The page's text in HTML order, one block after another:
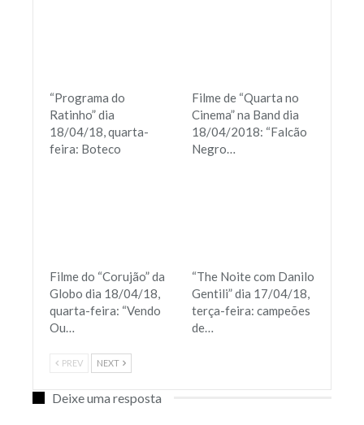
“Programa do
Ratinho” dia
18/04/18, quarta-
feira: Boteco
Filme de “Quarta no
Cinema” na Band dia
18/04/2018: “Falcão
Negro…
Filme do “Corujão” da
Globo dia 18/04/18,
quarta-feira: “Vendo
Ou…
“The Noite com Danilo
Gentili” dia 17/04/18,
terça-feira: campeões
de…
PREV NEXT
Deixe uma resposta